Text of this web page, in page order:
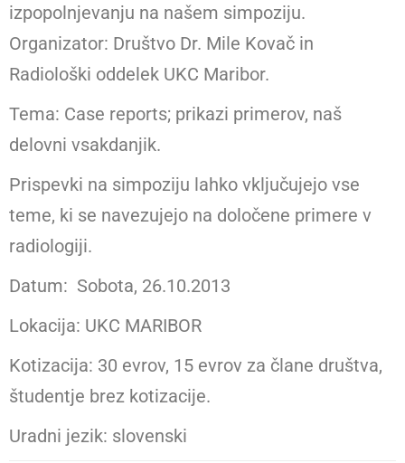
izpopolnjevanju na našem simpoziju.
Organizator: Društvo Dr. Mile Kovač in
Radiološki oddelek UKC Maribor.
Tema: Case reports; prikazi primerov­, naš
delovni vsakdanjik.
Prispevki na simpoziju lahko vključujejo vse
teme, ki se navezujejo na določene primere v
radiologiji.
Datum: Sobota, 26.10.2013
Lokacija: UKC MARIBOR
Kotizacija: 30 evrov, 15 evrov za člane društva,
študentje brez kotizacije.
Uradni jezik: slovenski